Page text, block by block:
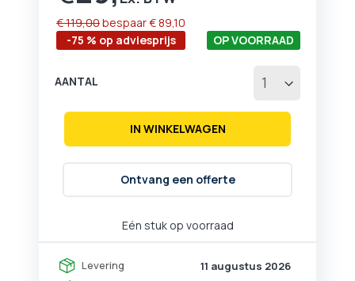
-75 % op adviesprijs
€ 119,00bespaar€ 89,10
Eén stuk op voorraad
OP VOORRAAD
Levering
11 augustus 2026
AANTAL
IN WINKELWAGEN
Ontvang een offerte